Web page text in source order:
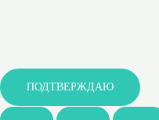
ПОДТВЕРЖДАЮ